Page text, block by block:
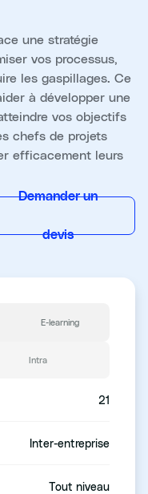
une stratégie
vos processus,
les gaspillages. Ce
à développer une
vos objectifs
chefs de projets
efficacement leurs
Demander un
devis
E-learning
Intra
21
Inter-entreprise
Tout niveau